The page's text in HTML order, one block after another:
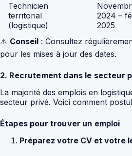
Technicien
territorial
(logistique)
2024 –
2025
⚠️ Conseil : Consultez
pour les mises à jour des dates.
2. Recrutement dans le secteur
La majorité des emplois en
secteur privé. Voici comment
Étapes pour trouver un emploi
Préparez votre CV et votre